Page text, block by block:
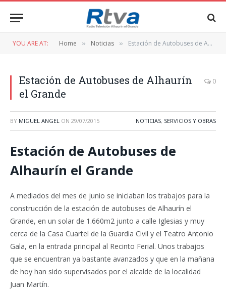
YOU ARE AT: Home » Noticias » Estación de Autobuses de Alhaurín el Grande
Estación de Autobuses de Alhaurín
el Grande
0
BY MIGUEL ANGEL ON 29/07/2015 NOTICIAS, SERVICIOS Y OBRAS
Estación de Autobuses de
Alhaurín el Grande
A mediados del mes de junio se iniciaban los trabajos para la
construcción de la estación de autobuses de Alhaurín el
Grande, en un solar de 1.660m2 junto a calle Iglesias y muy
cerca de la Casa Cuartel de la Guardia Civil y el Teatro Antonio
Gala, en la entrada principal al Recinto Ferial. Unos trabajos
que se encuentran ya bastante avanzados y que en la mañana
de hoy han sido supervisados por el alcalde de la localidad
Juan Martín.